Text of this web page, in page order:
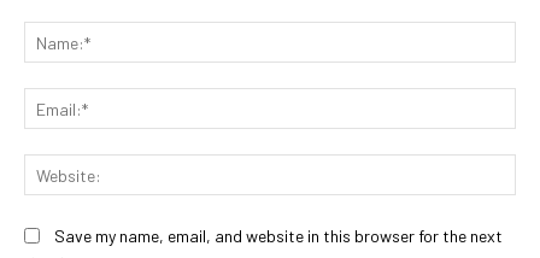
Save my name, email, and website in this browser for the next